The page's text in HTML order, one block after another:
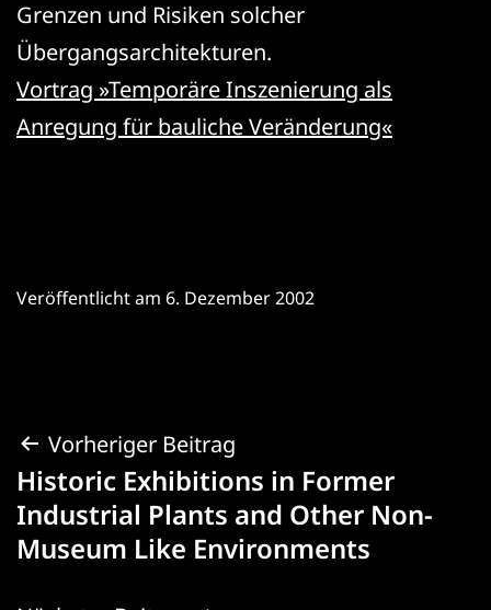
Grenzen und Risiken solcher
Übergangsarchitekturen.
Vortrag »Temporäre Inszenierung als
Anregung für bauliche Veränderung«
Veröffentlicht am 6. Dezember 2002
Beitragsnavigation
Vorheriger Beitrag
Historic Exhibitions in Former
Industrial Plants and Other Non-
Museum Like Environments